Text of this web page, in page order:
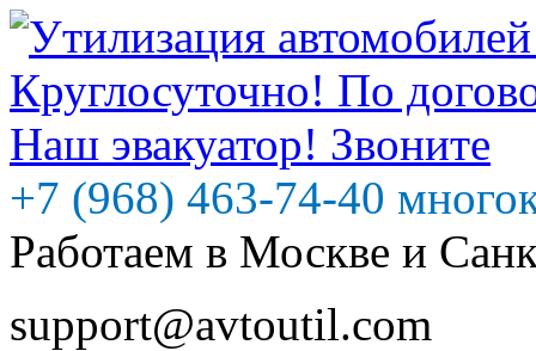
+7 (968) 463-74-40
Работаем в Москве и
support@avtoutil.com